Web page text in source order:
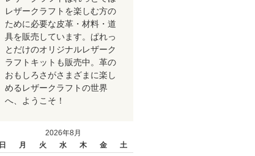
レザークラフトを楽しむ方の
ために必要な皮革・材料・道
具を販売しています。ぱれっ
とだけのオリジナルレザーク
ラフトキットも販売中。革の
おもしろさがさまざまに楽し
めるレザークラフトの世界
へ、ようこそ！
2026年8月
日
月 火 水 木 金
土